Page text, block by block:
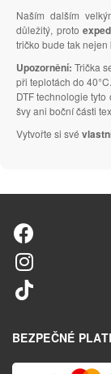
Naším dalším
důležitý, proto
tričko bude tak
Upozornění: Trička
při teplotách do
DTF technologie
švy ani boční části
Vytvořte si své
BEZPEČNÉ